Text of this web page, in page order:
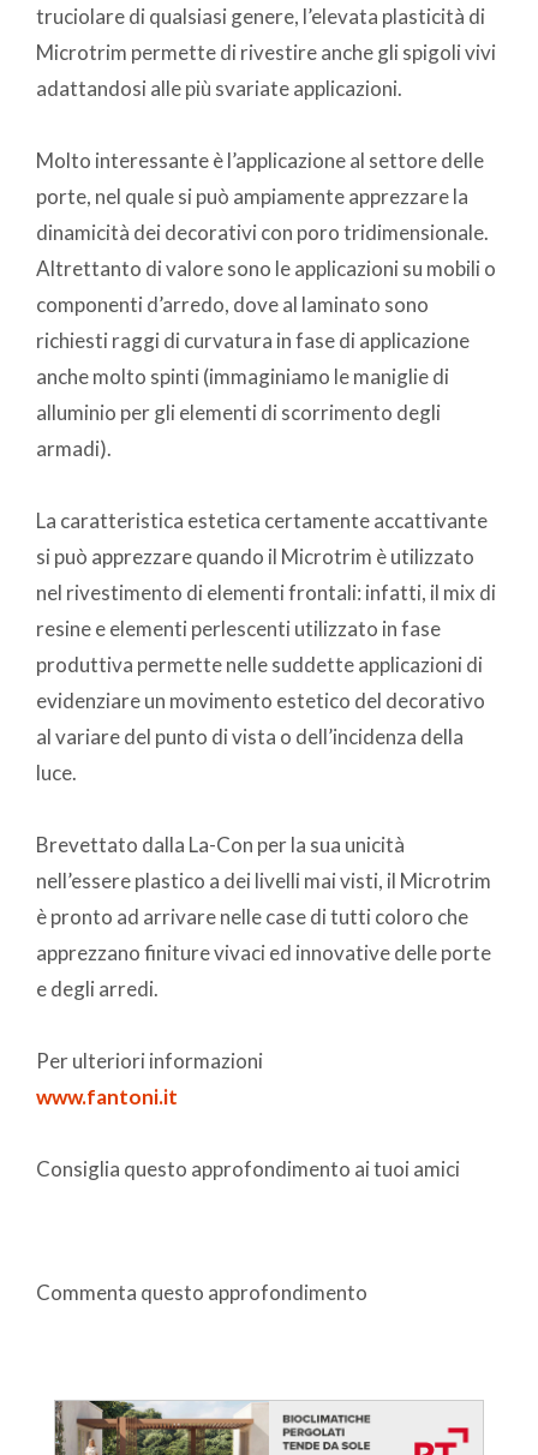
truciolare di qualsiasi genere, l’elevata plasticità di
Microtrim permette di rivestire anche gli spigoli vivi
adattandosi alle più svariate applicazioni.
Molto interessante è l’applicazione al settore delle
porte, nel quale si può ampiamente apprezzare la
dinamicità dei decorativi con poro tridimensionale.
Altrettanto di valore sono le applicazioni su mobili o
componenti d’arredo, dove al laminato sono
richiesti raggi di curvatura in fase di applicazione
anche molto spinti (immaginiamo le maniglie di
alluminio per gli elementi di scorrimento degli
armadi).
La caratteristica estetica certamente accattivante
si può apprezzare quando il Microtrim è utilizzato
nel rivestimento di elementi frontali: infatti, il mix di
resine e elementi perlescenti utilizzato in fase
produttiva permette nelle suddette applicazioni di
evidenziare un movimento estetico del decorativo
al variare del punto di vista o dell’incidenza della
luce.
Brevettato dalla La-Con per la sua unicità
nell’essere plastico a dei livelli mai visti, il Microtrim
è pronto ad arrivare nelle case di tutti coloro che
apprezzano finiture vivaci ed innovative delle porte
e degli arredi.
Per ulteriori informazioni
www.fantoni.it
Consiglia questo approfondimento ai tuoi amici
Commenta questo approfondimento